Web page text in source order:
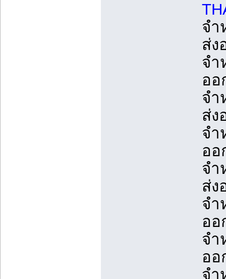
จำ
ส่ง
จำ
ออ
จำ
ส่ง
จำ
ออ
จำ
ส่ง
จำ
ออ
จำ
ออ
จำ